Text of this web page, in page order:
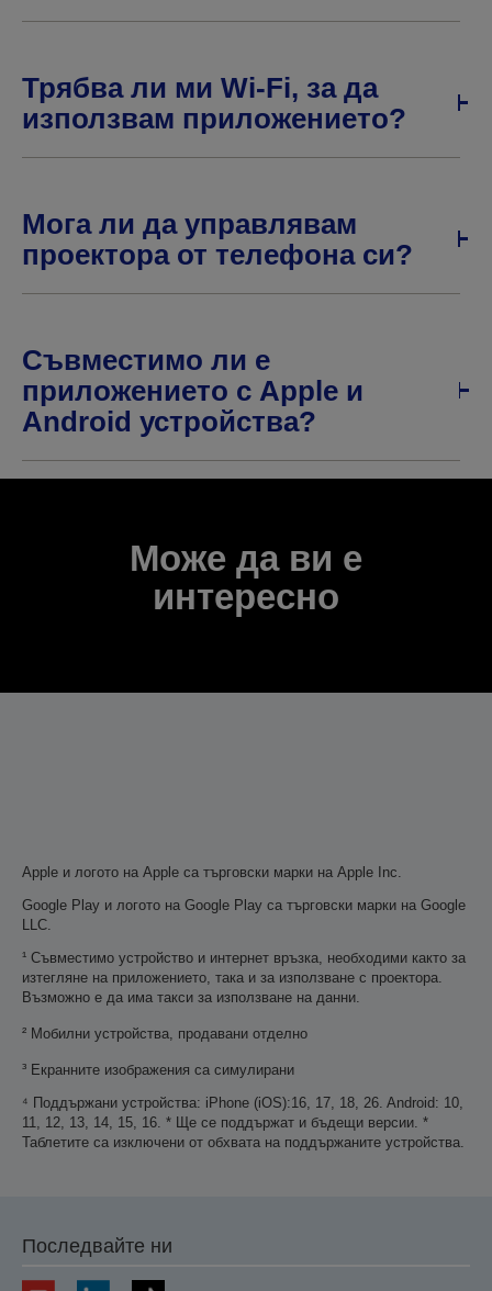
Трябва ли ми Wi-Fi, за да
използвам приложението?
Мога ли да управлявам
проектора от телефона си?
Съвместимо ли е
приложението с Apple и
Android устройства?
Може да ви е
интересно
Apple и логото на Apple са търговски марки на Apple Inc.
Google Play и логото на Google Play са търговски марки на Google
LLC.
¹ Съвместимо устройство и интернет връзка, необходими както за
изтегляне на приложението, така и за използване с проектора.
Възможно е да има такси за използване на данни.
² Мобилни устройства, продавани отделно
³ Екранните изображения са симулирани
⁴ Поддържани устройства: iPhone (iOS):16, 17, 18, 26. Android: 10,
11, 12, 13, 14, 15, 16. * Ще се поддържат и бъдещи версии. *
Таблетите са изключени от обхвата на поддържаните устройства.
Последвайте ни